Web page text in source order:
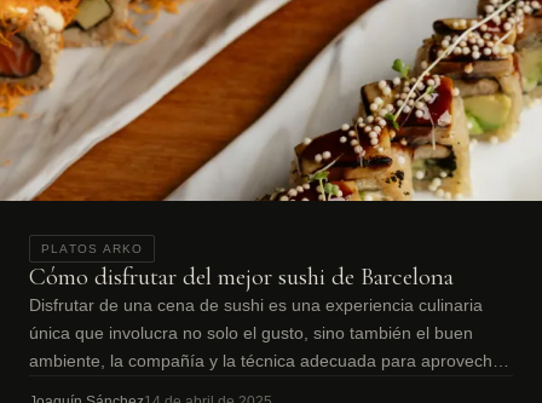
PLATOS ARKO
Cómo disfrutar del mejor sushi de Barcelona
Disfrutar de una cena de sushi es una experiencia culinaria
única que involucra no solo el gusto, sino también el buen
ambiente, la compañía y la técnica adecuada para aprovechar